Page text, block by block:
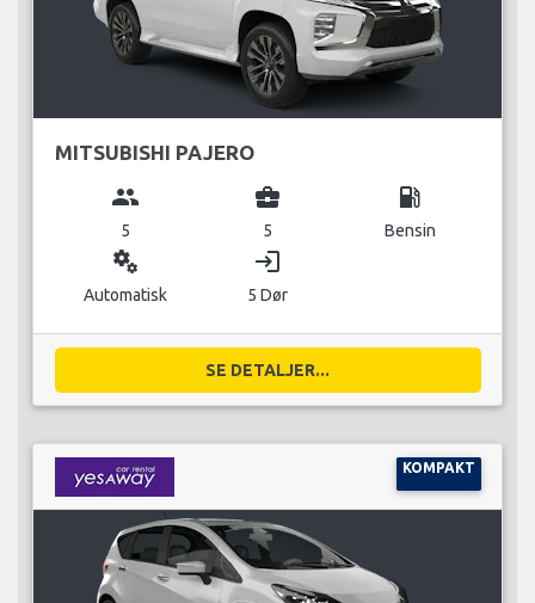
MITSUBISHI PAJERO
group
5
business_center
5
local_gas_station
Bensin
miscellaneous_services
Automatisk
login
5 Dør
SE DETALJER...
KOMPAKT